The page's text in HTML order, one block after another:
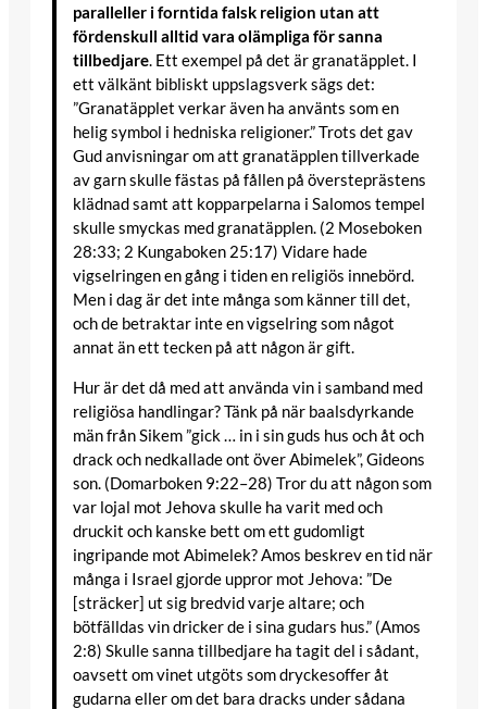
paralleller i forntida falsk religion utan att
fördenskull alltid vara olämpliga för sanna
tillbedjare. Ett exempel på det är granatäpplet. I
ett välkänt bibliskt uppslagsverk sägs det:
”Granatäpplet verkar även ha använts som en
helig symbol i hedniska religioner.” Trots det gav
Gud anvisningar om att granatäpplen tillverkade
av garn skulle fästas på fållen på översteprästens
klädnad samt att kopparpelarna i Salomos tempel
skulle smyckas med granatäpplen. (2 Moseboken
28:33; 2 Kungaboken 25:17) Vidare hade
vigselringen en gång i tiden en religiös innebörd.
Men i dag är det inte många som känner till det,
och de betraktar inte en vigselring som något
annat än ett tecken på att någon är gift.
Hur är det då med att använda vin i samband med
religiösa handlingar? Tänk på när baalsdyrkande
män från Sikem ”gick … in i sin guds hus och åt och
drack och nedkallade ont över Abimelek”, Gideons
son. (Domarboken 9:22–28) Tror du att någon som
var lojal mot Jehova skulle ha varit med och
druckit och kanske bett om ett gudomligt
ingripande mot Abimelek? Amos beskrev en tid när
många i Israel gjorde uppror mot Jehova: ”De
[sträcker] ut sig bredvid varje altare; och
bötfälldas vin dricker de i sina gudars hus.” (Amos
2:8) Skulle sanna tillbedjare ha tagit del i sådant,
oavsett om vinet utgöts som dryckesoffer åt
gudarna eller om det bara dracks under sådana